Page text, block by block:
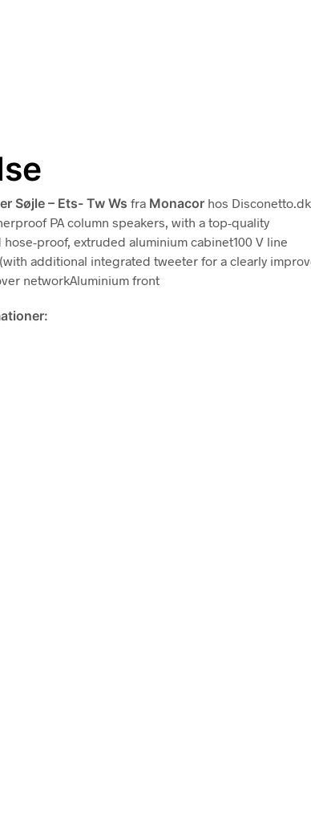
Søjle – Ets- Tw Ws fra Monacor hos
PA column speakers, with a top-quality
proof, extruded aluminium cabinet100 V line
additional integrated tweeter for a clearly
networkAluminium front